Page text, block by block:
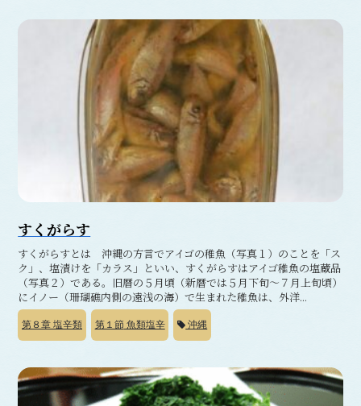
すくがらす
すくがらすとは 沖縄の方言でアイゴの稚魚（写真１）のことを「ス
ク」、塩漬けを「カラス」といい、すくがらすはアイゴ稚魚の塩蔵品
（写真２）である。旧暦の５月頃（新暦では５月下旬～７月上旬頃）
にイノー（珊瑚礁内側の遠浅の海）で生まれた稚魚は、外洋...
第８章 塩辛類 第１節魚類塩辛 沖縄